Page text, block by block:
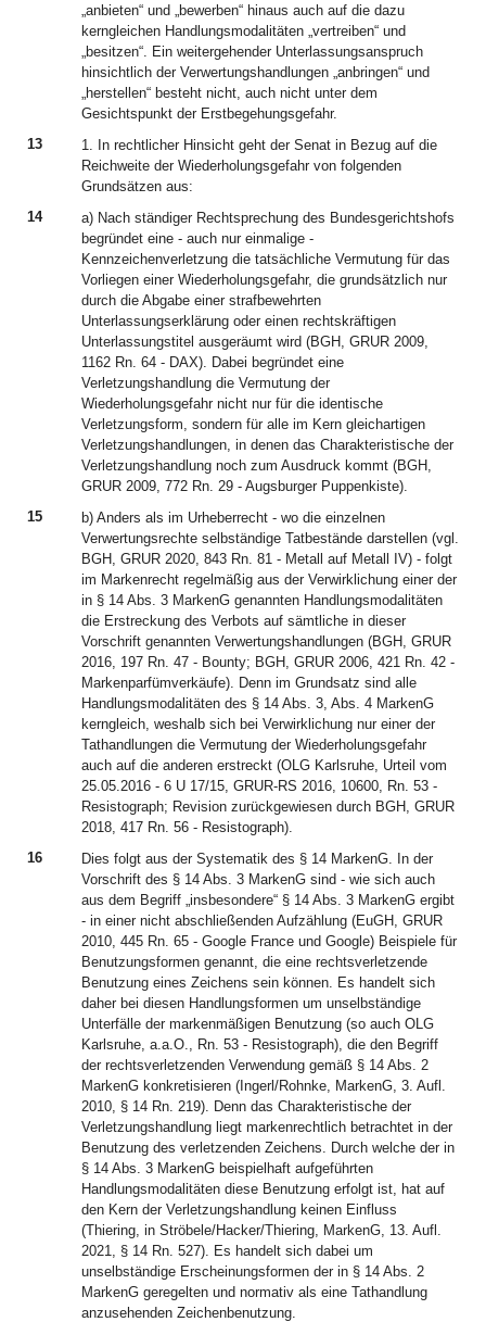
„anbieten“ und „bewerben“ hinaus auch auf die dazu
kerngleichen Handlungsmodalitäten „vertreiben“ und
„besitzen“. Ein weitergehender Unterlassungsanspruch
hinsichtlich der Verwertungshandlungen „anbringen“ und
„herstellen“ besteht nicht, auch nicht unter dem
Gesichtspunkt der Erstbegehungsgefahr.
13
1. In rechtlicher Hinsicht geht der Senat in Bezug auf die
Reichweite der Wiederholungsgefahr von folgenden
Grundsätzen aus:
14
a) Nach ständiger Rechtsprechung des Bundesgerichtshofs
begründet eine - auch nur einmalige -
Kennzeichenverletzung die tatsächliche Vermutung für das
Vorliegen einer Wiederholungsgefahr, die grundsätzlich nur
durch die Abgabe einer strafbewehrten
Unterlassungserklärung oder einen rechtskräftigen
Unterlassungstitel ausgeräumt wird (BGH, GRUR 2009,
1162 Rn. 64 - DAX). Dabei begründet eine
Verletzungshandlung die Vermutung der
Wiederholungsgefahr nicht nur für die identische
Verletzungsform, sondern für alle im Kern gleichartigen
Verletzungshandlungen, in denen das Charakteristische der
Verletzungshandlung noch zum Ausdruck kommt (BGH,
GRUR 2009, 772 Rn. 29 - Augsburger Puppenkiste).
15
b) Anders als im Urheberrecht - wo die einzelnen
Verwertungsrechte selbständige Tatbestände darstellen (vgl.
BGH, GRUR 2020, 843 Rn. 81 - Metall auf Metall IV) - folgt
im Markenrecht regelmäßig aus der Verwirklichung einer der
in § 14 Abs. 3 MarkenG genannten Handlungsmodalitäten
die Erstreckung des Verbots auf sämtliche in dieser
Vorschrift genannten Verwertungshandlungen (BGH, GRUR
2016, 197 Rn. 47 - Bounty; BGH, GRUR 2006, 421 Rn. 42 -
Markenparfümverkäufe). Denn im Grundsatz sind alle
Handlungsmodalitäten des § 14 Abs. 3, Abs. 4 MarkenG
kerngleich, weshalb sich bei Verwirklichung nur einer der
Tathandlungen die Vermutung der Wiederholungsgefahr
auch auf die anderen erstreckt (OLG Karlsruhe, Urteil vom
25.05.2016 - 6 U 17/15, GRUR-RS 2016, 10600, Rn. 53 -
Resistograph; Revision zurückgewiesen durch BGH, GRUR
2018, 417 Rn. 56 - Resistograph).
16
Dies folgt aus der Systematik des § 14 MarkenG. In der
Vorschrift des § 14 Abs. 3 MarkenG sind - wie sich auch
aus dem Begriff „insbesondere“ § 14 Abs. 3 MarkenG ergibt
- in einer nicht abschließenden Aufzählung (EuGH, GRUR
2010, 445 Rn. 65 - Google France und Google) Beispiele für
Benutzungsformen genannt, die eine rechtsverletzende
Benutzung eines Zeichens sein können. Es handelt sich
daher bei diesen Handlungsformen um unselbständige
Unterfälle der markenmäßigen Benutzung (so auch OLG
Karlsruhe, a.a.O., Rn. 53 - Resistograph), die den Begriff
der rechtsverletzenden Verwendung gemäß § 14 Abs. 2
MarkenG konkretisieren (Ingerl/Rohnke, MarkenG, 3. Aufl.
2010, § 14 Rn. 219). Denn das Charakteristische der
Verletzungshandlung liegt markenrechtlich betrachtet in der
Benutzung des verletzenden Zeichens. Durch welche der in
§ 14 Abs. 3 MarkenG beispielhaft aufgeführten
Handlungsmodalitäten diese Benutzung erfolgt ist, hat auf
den Kern der Verletzungshandlung keinen Einfluss
(Thiering, in Ströbele/Hacker/Thiering, MarkenG, 13. Aufl.
2021, § 14 Rn. 527). Es handelt sich dabei um
unselbständige Erscheinungsformen der in § 14 Abs. 2
MarkenG geregelten und normativ als eine Tathandlung
anzusehenden Zeichenbenutzung.